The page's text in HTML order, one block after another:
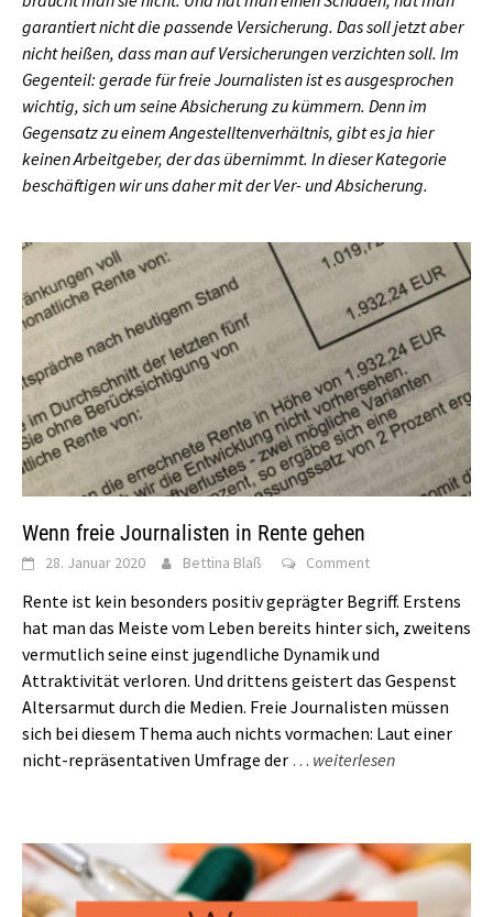
garantiert nicht die passende Versicherung. Das soll jetzt aber
nicht heißen, dass man auf Versicherungen verzichten soll. Im
Gegenteil: gerade für freie Journalisten ist es ausgesprochen
wichtig, sich um seine Absicherung zu kümmern. Denn im
Gegensatz zu einem Angestelltenverhältnis, gibt es ja hier
keinen Arbeitgeber, der das übernimmt. In dieser Kategorie
beschäftigen wir uns daher mit der Ver- und Absicherung.
Wenn freie Journalisten in Rente gehen
28. Januar 2020 Bettina Blaß Comment
Rente ist kein besonders positiv geprägter Begriff. Erstens
hat man das Meiste vom Leben bereits hinter sich, zweitens
vermutlich seine einst jugendliche Dynamik und
Attraktivität verloren. Und drittens geistert das Gespenst
Altersarmut durch die Medien. Freie Journalisten müssen
sich bei diesem Thema auch nichts vormachen: Laut einer
nicht-repräsentativen Umfrage der … weiterlesen